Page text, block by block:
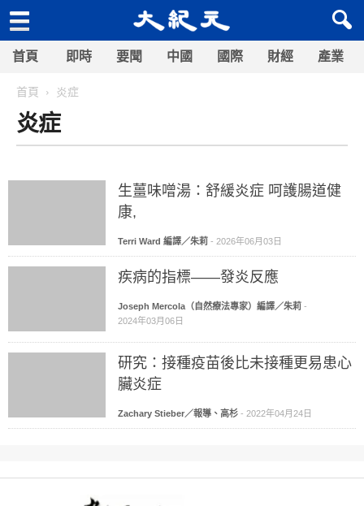
首頁 即時 要聞 中國 國際 財經 產業
首頁 炎症
炎症
生薑味噌湯：舒緩炎症 呵護腸道健
康,
Terri Ward 編譯／朱莉 - 2026年06月03日
疾病的指標——發炎反應
Joseph Mercola（自然療法專家）編譯／朱莉 -
2024年03月06日
研究：接種疫苗後比未接種更易患心
臟炎症
Zachary Stieber／報導、高杉 - 2022年04月24日